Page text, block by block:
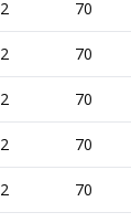
2 70
2 70
2 70
2 70
2 70